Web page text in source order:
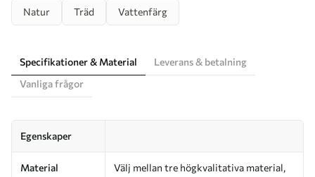
Natur Träd Vattenfärg
Specifikationer & Material
Leverans & betalning
Vanliga frågor
Egenskaper
Material
Välj mellan tre högkvalitativa material,